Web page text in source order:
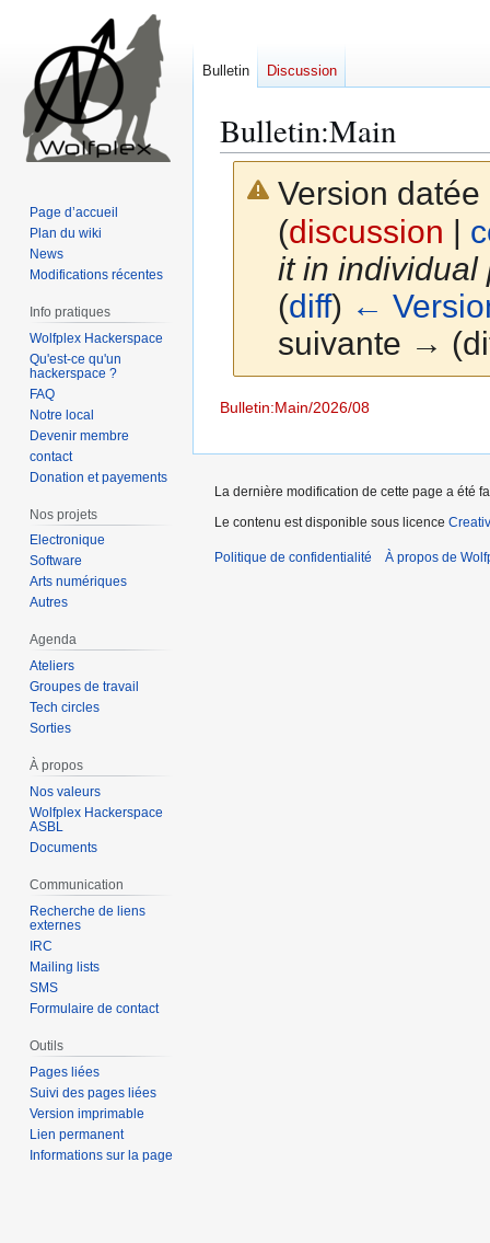
Bulletin:Main
Version
(discussion
it in individual
(diff) ←
suivante →
Aller
la
Aller
la
Bulletin:Main/2026/08
Bulletin Discussion
Page d’accueil
Plan du wiki
News
Modifications récentes
Info pratiques
Wolfplex Hackerspace
Qu'est-ce qu'un
hackerspace ?
FAQ
Notre local
Devenir membre
contact
Donation et payements
Nos projets
Electronique
Software
Arts numériques
Autres
Agenda
Ateliers
Groupes de travail
Tech circles
Sorties
À propos
Nos valeurs
Wolfplex Hackerspace
ASBL
Documents
Communication
Recherche de liens
externes
IRC
Mailing lists
SMS
Formulaire de contact
Outils
Pages liées
Suivi des pages liées
Version imprimable
Lien permanent
Informations sur la page
La dernière modification de cette page a été
Le contenu est disponible sous licence
Politique de confidentialité À propos de